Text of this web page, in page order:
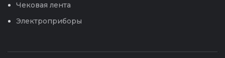
Чековая лента
Электроприборы